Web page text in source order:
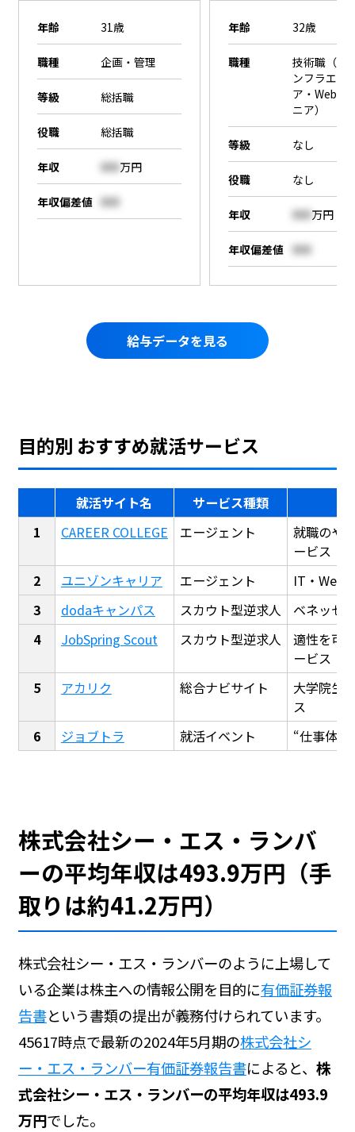
年齢 31歳
職種 企画・管理
等級 総括職
役職 総括職
年収 000万円
年収偏差値 000
年齢 32歳
職種
技術職（SE
ンフラエン
ア・Webエ
ニア）
等級 なし
役職 なし
年収 000万円
年収偏差値 000
給与データを見る
目的別 おすすめ就活サービス
就活サイト名
サービス種類
CAREER COLLEGE
エージェント
就職のや
ービス
ユニゾンキャリア
エージェント
IT・Web
dodaキャンパス
スカウト型逆求人
ベネッセ
JobSpring Scout
スカウト型逆求人
適性を可
ービス
アカリク
総合ナビサイト
大学院生
ス
ジョブトラ
就活イベント “仕事体
株式会社シー・エス・ランバ
ーの平均年収は493.9万円（手
取りは約41.2万円）
株式会社シー・エス・ランバーのように上場して
いる企業は株主への情報公開を目的に有価証券報
告書という書類の提出が義務付けられています。
45617時点で最新の2024年5月期の株式会社シ
ー・エス・ランバー有価証券報告書によると、 株
式会社シー・エス・ランバーの平均年収は493.9
万円でした。